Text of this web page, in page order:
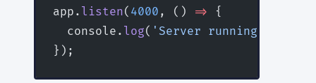
app. listen( 4000 , () => {
  console.
log( 'Server running on
});